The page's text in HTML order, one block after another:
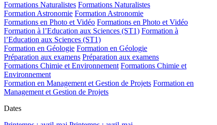
Formations Naturalistes Formations Naturalistes
Formation Astronomie Formation Astronomie
Formations en Photo et Vidéo Formations en Photo et Vidéo
Formation à l’Education aux Sciences (ST1) Formation à
l’Education aux Sciences (ST1)
Formation en Géologie Formation en Géologie
Préparation aux examens Préparation aux examens
Formations Chimie et Environnement Formations Chimie et
Environnement
Formation en Management et Gestion de Projets Formation en
Management et Gestion de Projets
Dates